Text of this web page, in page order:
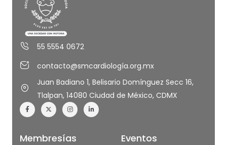
55 5554 0672
contacto@smcardiología.org.mx
Juan Badiano 1, Belisario Domínguez Secc 16,
Tlalpan, 14080 Ciudad de México, CDMX
Membresías Eventos